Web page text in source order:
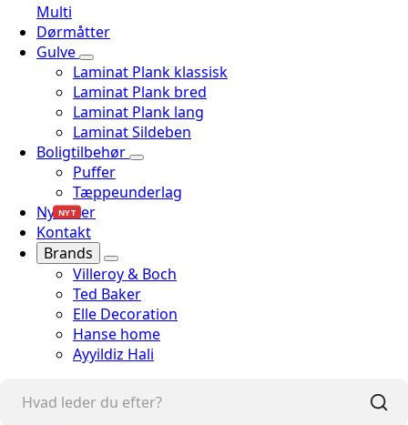
Multi
Dørmåtter
Gulve
Laminat Plank klassisk
Laminat Plank bred
Laminat Plank lang
Laminat Sildeben
Boligtilbehør
Puffer
Tæppeunderlag
Nyheder
NYT
Kontakt
Brands
Villeroy & Boch
Ted Baker
Elle Decoration
Hanse home
Ayyildiz Hali